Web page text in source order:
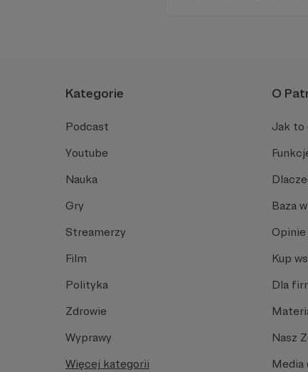
Kategorie
Podcast
Youtube
Nauka
Gry
Streamerzy
Film
Polityka
Zdrowie
Wyprawy
Więcej kategorii
O
Jak to
Baza
Kup
Dla
Nasz
Media